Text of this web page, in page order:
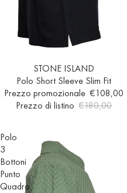
STONE ISLAND
Polo Short Sleeve Slim Fit
Prezzo promozionale €108,00
Prezzo di listino €180,00
Polo
3
Bottoni
Punto
Quadro